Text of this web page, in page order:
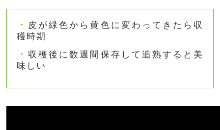
皮が緑色から黄色に変わってきたら収
穫時期
収穫後に数週間保存して追熟すると美
味しい